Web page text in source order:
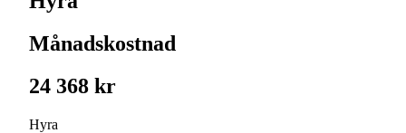
Månadskostnad
24 368 kr
Hyra